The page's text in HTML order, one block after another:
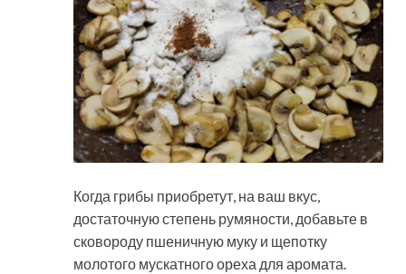
Когда грибы приобретут, на ваш вкус,
достаточную степень румяности, добавьте в
сковороду пшеничную муку и щепотку
молотого мускатного ореха для аромата.